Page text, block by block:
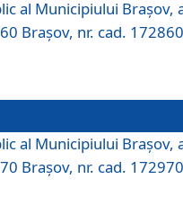
al Municipiului Braşov,
Brașov, nr. cad.
al Municipiului Braşov,
Brașov, nr. cad.